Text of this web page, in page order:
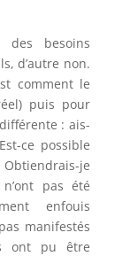
besoins
d’autre non.
comment le
puis pour
: ais-
ce possible
je
pas été
enfouis
manifestés
ont pu être